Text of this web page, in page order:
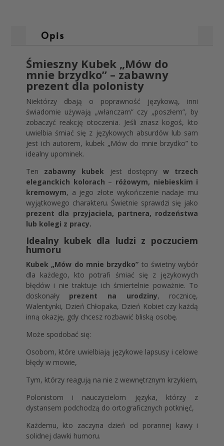
Opis
Śmieszny Kubek „Mów do
mnie brzydko” – zabawny
prezent dla polonisty
Niektórzy dbają o poprawność językową, inni
świadomie używają „włanczam” czy „poszłem”, by
zobaczyć reakcję otoczenia. Jeśli znasz kogoś, kto
uwielbia śmiać się z językowych absurdów lub sam
jest ich autorem, kubek „Mów do mnie brzydko” to
idealny upominek.
Ten zabawny kubek jest dostępny w trzech
eleganckich kolorach – różowym, niebieskim i
kremowym, a jego złote wykończenie nadaje mu
wyjątkowego charakteru. Świetnie sprawdzi się jako
prezent dla przyjaciela, partnera, rodzeństwa
lub kolegi z pracy.
Idealny kubek dla ludzi z poczuciem
humoru
Kubek „Mów do mnie brzydko” to świetny wybór
dla każdego, kto potrafi śmiać się z językowych
błędów i nie traktuje ich śmiertelnie poważnie. To
doskonały prezent na urodziny, rocznicę,
Walentynki, Dzień Chłopaka, Dzień Kobiet czy każdą
inną okazję, gdy chcesz rozbawić bliską osobę.
Może spodobać się:
Osobom, które uwielbiają językowe lapsusy i celowe
błędy w mowie,
Tym, którzy reagują na nie z wewnętrznym krzykiem,
Polonistom i nauczycielom języka, którzy z
dystansem podchodzą do ortograficznych potknięć,
Każdemu, kto zaczyna dzień od porannej kawy i
solidnej dawki humoru.